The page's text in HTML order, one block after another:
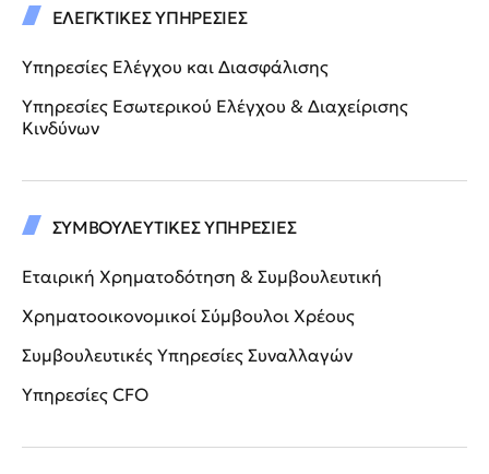
ΕΛΕΓΚΤΙΚΕΣ ΥΠΗΡΕΣΙΕΣ
Υπηρεσίες Ελέγχου και Διασφάλισης
Υπηρεσίες Εσωτερικού Ελέγχου & Διαχείρισης
Κινδύνων
ΣΥΜΒΟΥΛΕΥΤΙΚΕΣ ΥΠΗΡΕΣΙΕΣ
Εταιρική Χρηματοδότηση & Συμβουλευτική
Χρηματοοικονομικοί Σύμβουλοι Χρέους
Συμβουλευτικές Υπηρεσίες Συναλλαγών
Υπηρεσίες CFO